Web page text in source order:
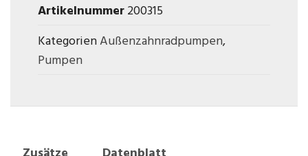
Artikelnummer200315
KategorienAußenzahnradpumpen,
Pumpen